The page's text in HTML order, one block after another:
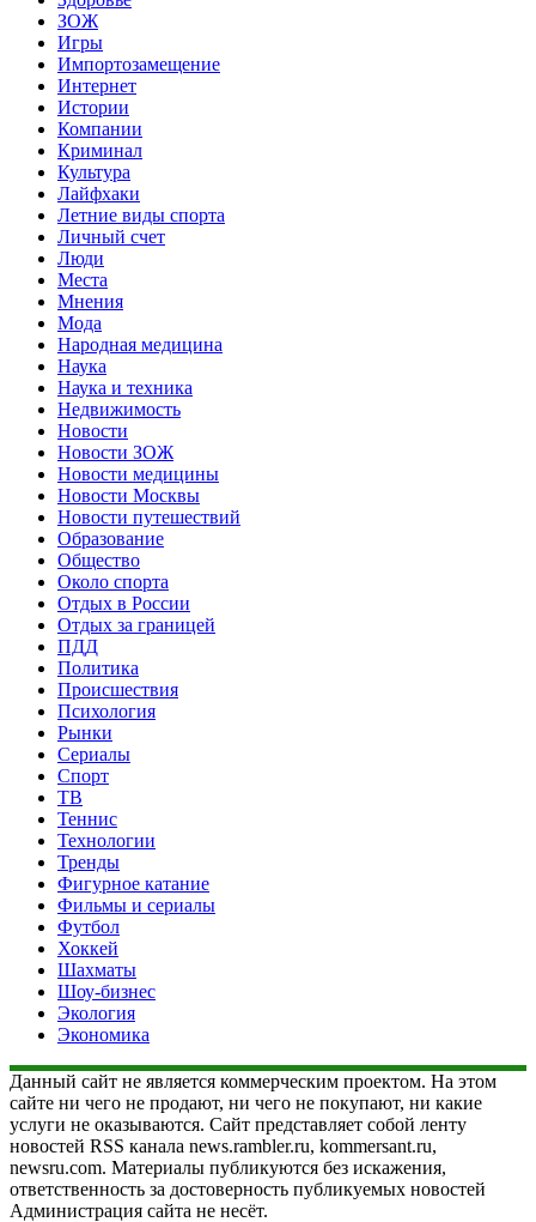
ЗОЖ
Игры
Импортозамещение
Интернет
Истории
Компании
Криминал
Культура
Лайфхаки
Летние виды спорта
Личный счет
Люди
Места
Мнения
Мода
Народная медицина
Наука
Наука и техника
Недвижимость
Новости
Новости ЗОЖ
Новости медицины
Новости Москвы
Новости путешествий
Образование
Общество
Около спорта
Отдых в России
Отдых за границей
ПДД
Политика
Происшествия
Психология
Рынки
Сериалы
Спорт
ТВ
Теннис
Технологии
Тренды
Фигурное катание
Фильмы и сериалы
Футбол
Хоккей
Шахматы
Шоу-бизнес
Экология
Экономика
Данный сайт не является коммерческим проектом. На этом
сайте ни чего не продают, ни чего не покупают, ни какие
услуги не оказываются. Сайт представляет собой ленту
новостей RSS канала news.rambler.ru, kommersant.ru,
newsru.com. Материалы публикуются без искажения,
ответственность за достоверность публикуемых новостей
Администрация сайта не несёт.